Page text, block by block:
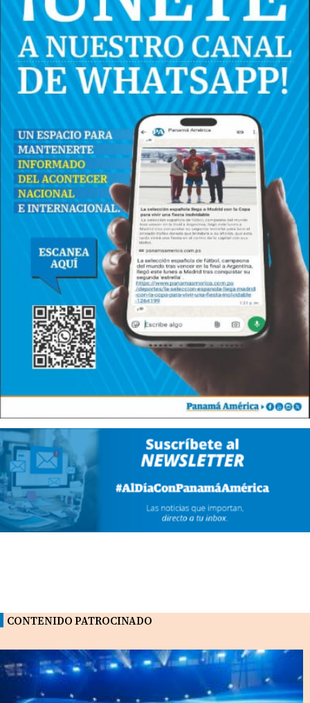
CONTENIDO PATROCINADO